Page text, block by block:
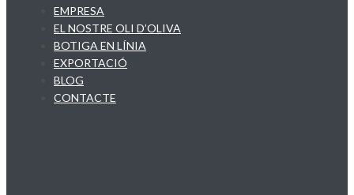
EMPRESA
EL NOSTRE OLI D’OLIVA
BOTIGA EN LÍNIA
EXPORTACIÓ
BLOG
CONTACTE